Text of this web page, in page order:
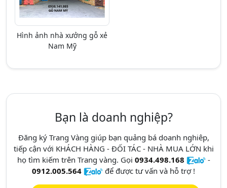
Hình ảnh nhà xưởng gỗ xẻ
Nam Mỹ
Bạn là doanh nghiệp?
Đăng ký Trang Vàng giúp bạn quảng bá doanh nghiêp,
tiếp cận với KHÁCH HÀNG - ĐỐI TÁC - NHÀ MUA LỚN khi
họ tìm kiếm trên Trang vàng. Gọi 0934.498.168
-
0912.005.564
để được tư vấn và hỗ trợ !